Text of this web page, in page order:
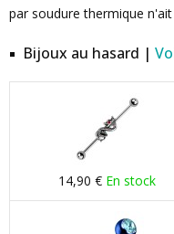
par soudure thermique
Bijoux au hasard |
14,90 € En stock